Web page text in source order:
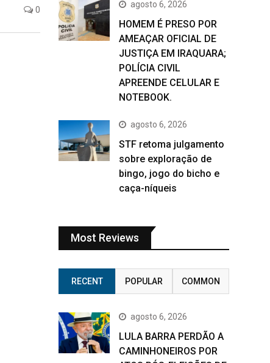
0 agosto 6, 2026
HOMEM É PRESO POR
AMEAÇAR OFICIAL DE
JUSTIÇA EM IRAQUARA;
POLÍCIA CIVIL
APREENDE CELULAR E
NOTEBOOK.
agosto 6, 2026
STF retoma julgamento
sobre exploração de
bingo, jogo do bicho e
caça-níqueis
Most Reviews
RECENT POPULAR COMMON
agosto 6, 2026
LULA BARRA PERDÃO A
CAMINHONEIROS POR